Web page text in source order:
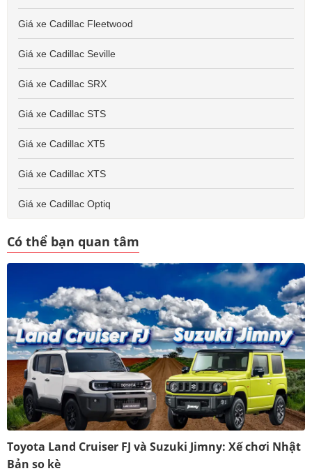
Giá xe Cadillac Fleetwood
Giá xe Cadillac Seville
Giá xe Cadillac SRX
Giá xe Cadillac STS
Giá xe Cadillac XT5
Giá xe Cadillac XTS
Giá xe Cadillac Optiq
Có thể bạn quan tâm
Toyota Land Cruiser FJ và Suzuki Jimny: Xế chơi Nhật
Bản so kè